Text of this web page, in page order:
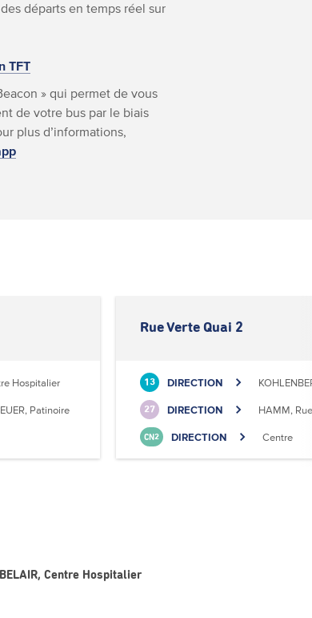
départs en temps réel sur
TFT
» qui permet de vous
de votre bus par le biais
plus d’informations,
Hospitalier
Patinoire
Rue Verte Quai 2
13 DIRECTION
27 DIRECTION HAMM,
CN2 DIRECTION Centre
Centre Hospitalier